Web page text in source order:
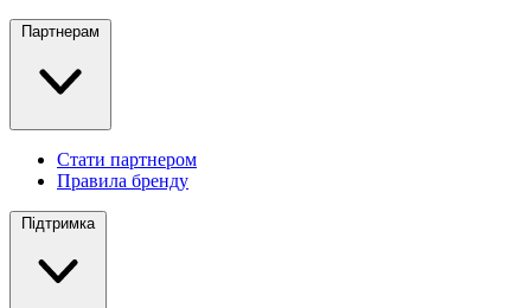
Партнерам
Стати партнером
Правила бренду
Підтримка